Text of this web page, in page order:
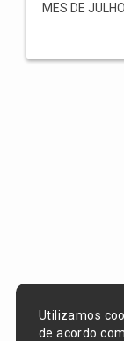
MES DE
Utilizamos
de acordo